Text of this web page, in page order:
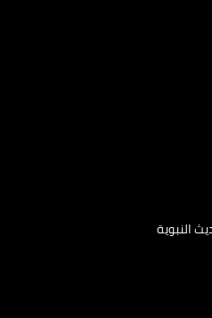
النبوية